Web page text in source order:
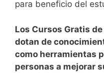
para beneficio del
Los Cursos Gratis
dotan de
como herramientas
personas a mejorar